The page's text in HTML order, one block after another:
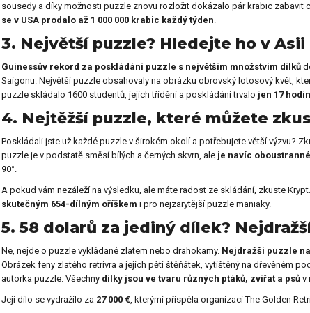
sousedy a díky možnosti puzzle znovu rozložit dokázalo pár krabic zabavit
se v USA prodalo až 1 000 000 krabic každý týden.
3. Největší puzzle? Hledejte ho v Asii
Guinessův rekord za poskládání puzzle s největším množstvím dílků
Saigonu. Největší puzzle obsahovaly na obrázku obrovský lotosový květ,
puzzle skládalo 1600 studentů, jejich třídění a poskládání trvalo jen 17
4. Nejtěžší puzzle, které můžete
Poskládali jste už každé puzzle v širokém okolí a potřebujete větší výzvu?
puzzle je v podstatě směsí bílých a černých skvrn, ale je navíc oboustranné
90°.
A pokud vám nezáleží na výsledku, ale máte radost ze skládání, zkuste Krypt.
skutečným 654-dílným oříškem i pro nejzarytější puzzle maniaky.
5. 58 dolarů za jediný dílek?
Ne, nejde o puzzle vykládané zlatem nebo drahokamy. Nejdražší puzzle
Obrázek feny zlatého retrívra a jejích pěti štěňátek, vytištěný na dřevěném
autorka puzzle. Všechny dílky jsou ve tvaru různých ptáků, zvířat a psův
Její dílo se vydražilo za 27 000 €, kterými přispěla organizaci The Golden